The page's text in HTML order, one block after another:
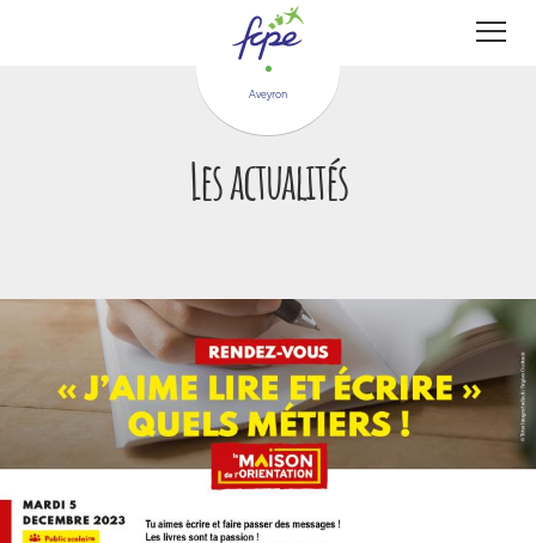
Aveyron
Les actualités
Panneau de gestion des cookies